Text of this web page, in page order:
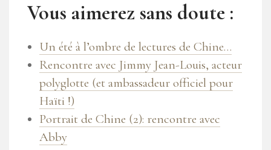
Vous aimerez sans doute :
Un été à l’ombre de lectures de Chine…
Rencontre avec Jimmy Jean-Louis, acteur
polyglotte (et ambassadeur officiel pour
Haïti !)
Portrait de Chine (2): rencontre avec
Abby